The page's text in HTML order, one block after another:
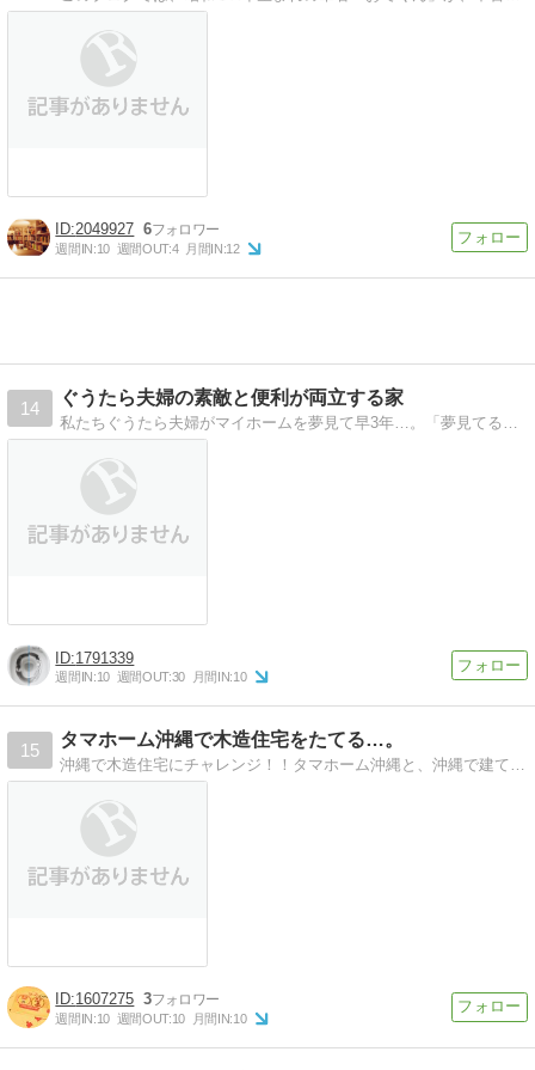
2049927 6
週間IN:10 週間OUT:4 月間IN:12
14
ぐうたら夫婦の素敵と便利が両立する家
私たちぐうたら夫婦がマイホームを夢見て早3年…。「夢見てるだけじゃダメだ！！」と本腰を入れて家づくりをスタートさせました。ぐうたらだけどやりだしたら止まらない…
1791339
週間IN:10 週間OUT:30 月間IN:10
15
タマホーム沖縄で木造住宅をたてる…。
沖縄で木造住宅にチャレンジ！！タマホーム沖縄と、沖縄で建てる木造住宅のプチ情報です。
1607275 3
週間IN:10 週間OUT:10 月間IN:10